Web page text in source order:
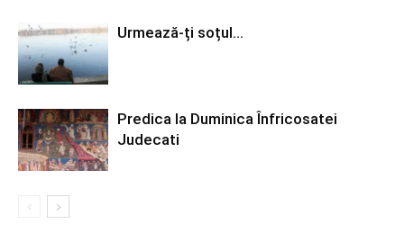
Urmează-ți soțul…
Predica la Duminica Înfricosatei
Judecati